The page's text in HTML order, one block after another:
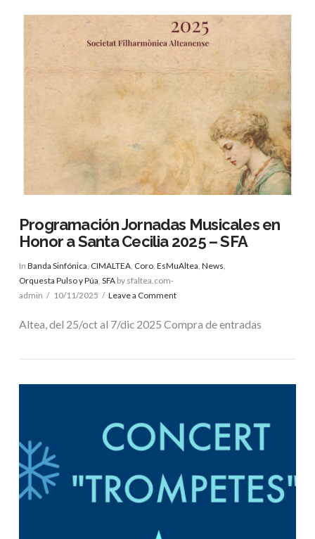
VIEW POST
Programación Jornadas Musicales en
Honor a Santa Cecilia 2025 – SFA
In Banda Sinfónica CIMALTEA, Coro, EsMuAltea News
Orquesta Pulso y Púa SFAby sfaltea.com-
admin
10/11/2025 Leave a Comment
Altea, del 25/oct al 7/dic 2025 Compra de entradas